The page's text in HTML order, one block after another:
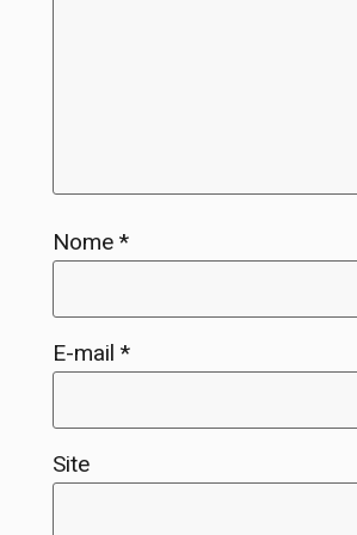
Nome*
E-mail*
Site